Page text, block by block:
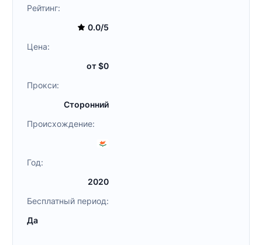
Рейтинг:
0.0/5
Цена:
от $0
Прокси:
Сторонний
Происхождение:
Год:
2020
Бесплатный период:
Да